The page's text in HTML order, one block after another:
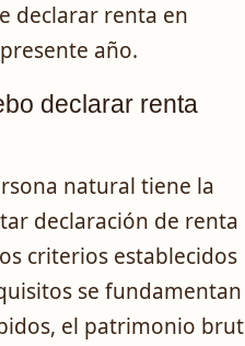
declarar renta en
año.
declarar renta
natural tiene la
declaración de renta
criterios establecidos
se fundamentan
el patrimonio